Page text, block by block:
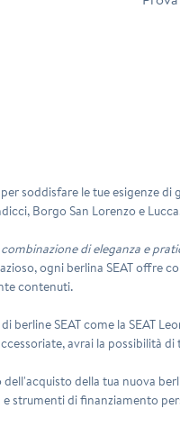
per soddisfare le tue esigenze
Borgo San Lorenzo e
combinazione di eleganza e
ogni berlina SEAT
contenuti.
SEAT come la SEAT
avrai la possibilità
della tua nuova
strumenti di finanziamento